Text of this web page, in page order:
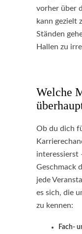
vorher über
kann gezielt
Ständen
Hallen zu
Welche
Ob du dich
interessierst
Geschmack
jede
es sich, die
zu kennen:
Fach-